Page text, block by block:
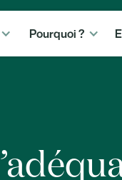
Pourquoi ?